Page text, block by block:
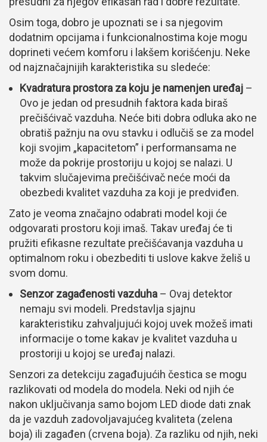
Osim toga, dobro je upoznati se i sa njegovim
dodatnim opcijama i funkcionalnostima koje mogu
doprineti većem komforu i lakšem korišćenju. Neke
od najznačajnijih karakteristika su sledeće:
Kvadratura prostora za koju je namenjen uređaj –
Ovo je jedan od presudnih faktora kada biraš
prečišćivač vazduha. Neće biti dobra odluka ako ne
obratiš pažnju na ovu stavku i odlučiš se za model
koji svojim „kapacitetom” i performansama ne
može da pokrije prostoriju u kojoj se nalazi. U
takvim slučajevima prečišćivač neće moći da
obezbedi kvalitet vazduha za koji je predviđen.
Zato je veoma značajno odabrati model koji će
odgovarati prostoru koji imaš. Takav uređaj će ti
pružiti efikasne rezultate prečišćavanja vazduha u
optimalnom roku i obezbediti ti uslove kakve želiš u
svom domu.
Senzor zagađenosti vazduha – Ovaj detektor
nemaju svi modeli. Predstavlja sjajnu
karakteristiku zahvaljujući kojoj uvek možeš imati
informacije o tome kakav je kvalitet vazduha u
prostoriji u kojoj se uređaj nalazi.
Senzori za detekciju zagađujućih čestica se mogu
razlikovati od modela do modela. Neki od njih će
nakon uključivanja samo bojom LED diode dati znak
da je vazduh zadovoljavajućeg kvaliteta (zelena
boja) ili zagađen (crvena boja). Za razliku od njih, neki